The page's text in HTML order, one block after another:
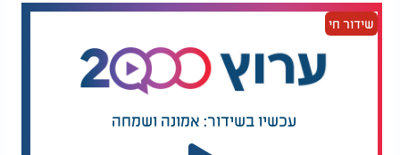
שידור חי
עכשיו בשידור: אמונה ושמחה